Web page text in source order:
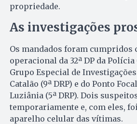
propriedade.
As investigações
Os mandados foram cumpridos
operacional da 32ª DP da Polícia
Grupo Especial de
Catalão (9ª DRP) e do Ponto
Luziânia (5ª DRP). Dois
temporariamente e, com eles,
aparelho celular das vítimas.